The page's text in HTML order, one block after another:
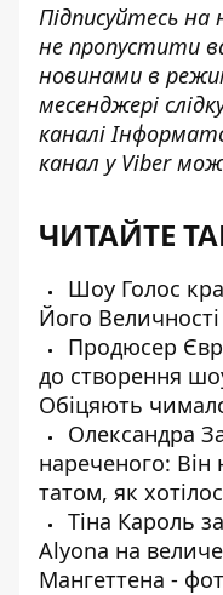
Підписуйтесь
не пропустити
новинами в
месенджері
каналі
канал у Viber
ЧИТАЙТЕ
Шоу Голос
Його Величності
Продюсер
до створення
Обіцяють
Олександра
нареченого: Він
татом, як
Тіна Кароль
Alyona на
Мангеттена -